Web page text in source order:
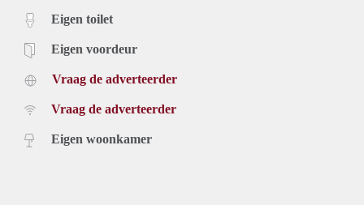
Eigen toilet
Eigen voordeur
Vraag de adverteerder
Vraag de adverteerder
Eigen woonkamer